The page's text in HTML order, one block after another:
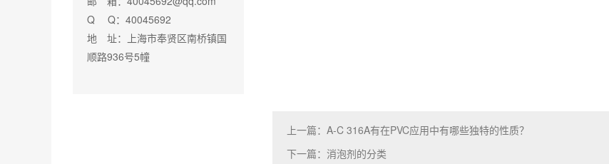
Q Q：40045692
地 址：上海市奉贤区南桥镇国
顺路936号5幢
上一篇：A-C 316A有在PVC应用中有哪些独特的性质？
下一篇：消泡剂的分类